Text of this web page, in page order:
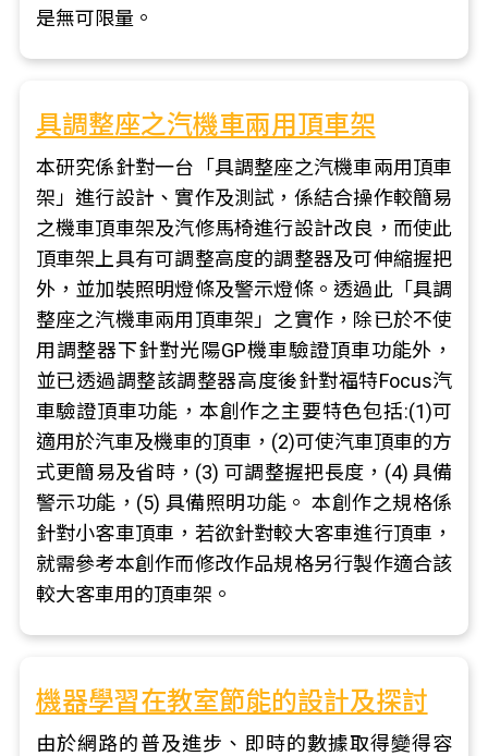
是無可限量。
具調整座之汽機車兩用頂車架
本研究係針對一台「具調整座之汽機車兩用頂車
架」進行設計、實作及測試，係結合操作較簡易
之機車頂車架及汽修馬椅進行設計改良，而使此
頂車架上具有可調整高度的調整器及可伸縮握把
外，並加裝照明燈條及警示燈條。透過此「具調
整座之汽機車兩用頂車架」之實作，除已於不使
用調整器下針對光陽GP機車驗證頂車功能外，
並已透過調整該調整器高度後針對福特Focus汽
車驗證頂車功能，本創作之主要特色包括:(1)可
適用於汽車及機車的頂車，(2)可使汽車頂車的方
式更簡易及省時，(3) 可調整握把長度，(4) 具備
警示功能，(5) 具備照明功能。 本創作之規格係
針對小客車頂車，若欲針對較大客車進行頂車，
就需參考本創作而修改作品規格另行製作適合該
較大客車用的頂車架。
機器學習在教室節能的設計及探討
由於網路的普及進步、即時的數據取得變得容